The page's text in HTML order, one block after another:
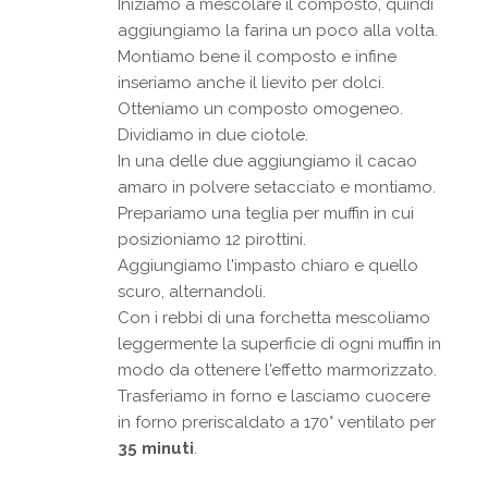
Iniziamo a mescolare il composto, quindi
aggiungiamo la farina un poco alla volta.
Montiamo bene il composto e infine
inseriamo anche il lievito per dolci.
Otteniamo un composto omogeneo.
Dividiamo in due ciotole.
In una delle due aggiungiamo il cacao
amaro in polvere setacciato e montiamo.
Prepariamo una teglia per muffin in cui
posizioniamo 12 pirottini.
Aggiungiamo l'impasto chiaro e quello
scuro, alternandoli.
Con i rebbi di una forchetta mescoliamo
leggermente la superficie di ogni muffin in
modo da ottenere l'effetto marmorizzato.
Trasferiamo in forno e lasciamo cuocere
in forno preriscaldato a 170° ventilato per
35 minuti.